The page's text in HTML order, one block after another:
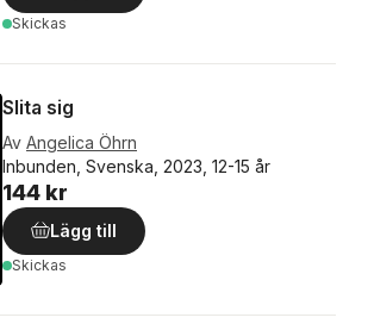
Skickas
Slita sig
Av Angelica Öhrn
Inbunden, Svenska, 2023, 12-15 år
144 kr
Lägg till
Skickas